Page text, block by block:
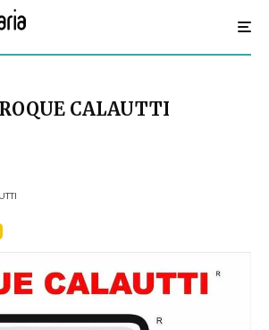
CALAUTTI